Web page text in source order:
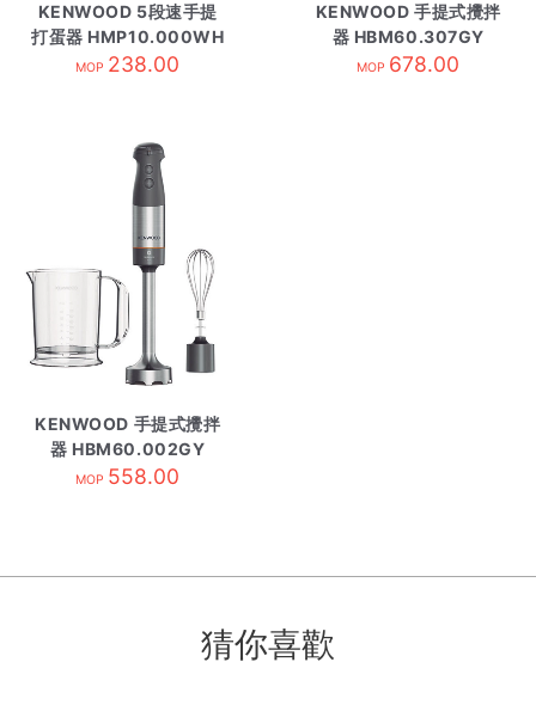
KENWOOD 5段速手提
打蛋器 HMP10.000WH
MOP 238.00
KENWOOD 手提式攪拌
器 HBM60.307GY
MOP 678.00
KENWOOD 手提式攪拌
器 HBM60.002GY
MOP 558.00
猜你喜歡